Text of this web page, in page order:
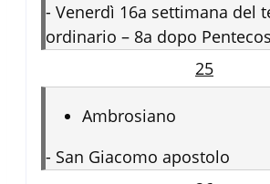
- Venerdì 16a settimana del
ordinario – 8a dopo
25
Ambrosiano
- San Giacomo apostolo